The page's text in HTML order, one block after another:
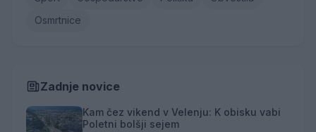
Osmrtnice
Zadnje novice
Kam čez vikend v Velenju: K obisku vabi
Poletni bolšji sejem